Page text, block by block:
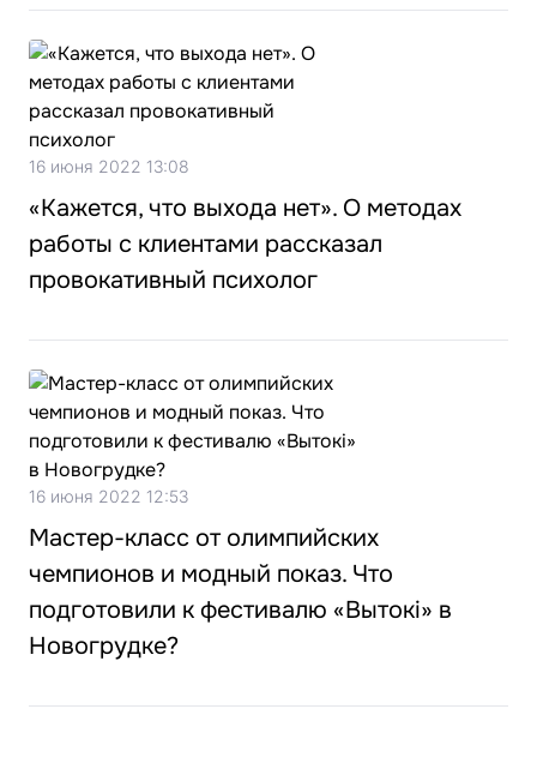
16 июня 2022 13:08
«Кажется, что выхода нет». О методах
работы с клиентами рассказал
провокативный психолог
16 июня 2022 12:53
Мастер-класс от олимпийских
чемпионов и модный показ. Что
подготовили к фестивалю «Вытокі» в
Новогрудке?